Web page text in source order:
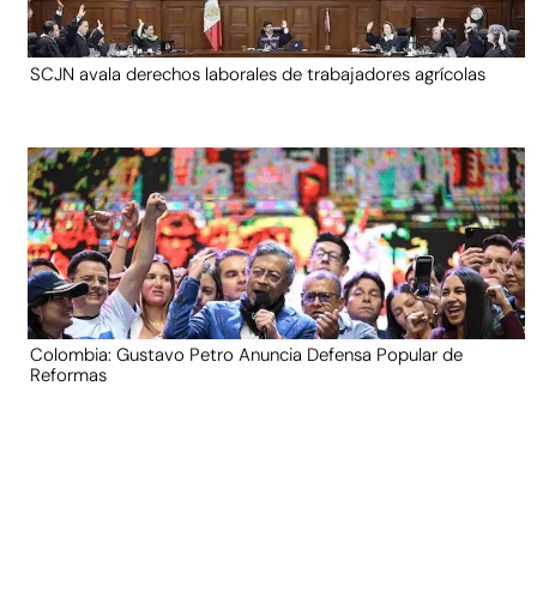
SCJN avala derechos laborales de trabajadores agrícolas
Colombia: Gustavo Petro Anuncia Defensa Popular de
Reformas